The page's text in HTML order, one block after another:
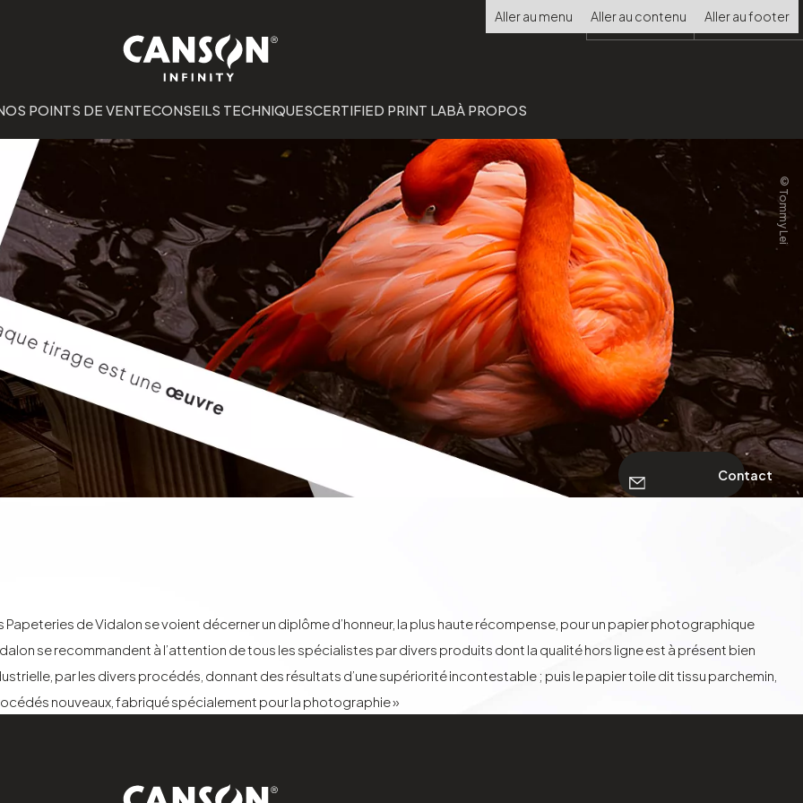
Aller au menu Aller au contenu Aller au footer
Choisir
la
POINTS DE VENTECONSEILS TECHNIQUESCERTIFIED PRINT LABÀ PROPOS
©Tommy Lei
de Vidalon se voient décerner un diplôme d’honneur, la plus haute récompense, pour un papier photographique
se recommandent à l’attention de tous les spécialistes par divers produits dont la qualité hors ligne est à présent bien
par les divers procédés, donnant des résultats d’une supériorité incontestable ; puis le papier toile dit tissu parchemin,
nouveaux, fabriqué spécialement pour la photographie »